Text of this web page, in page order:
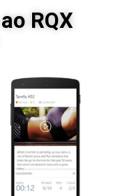
RQX